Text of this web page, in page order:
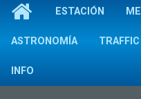
ESTACIÓN
ASTRONOMÍA TRAFFIC
INFO